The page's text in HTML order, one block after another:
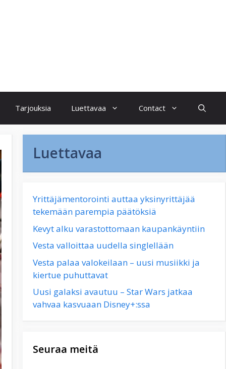
Tarjouksia Luettavaa Contact
Luettavaa
Yrittäjämentorointi auttaa yksinyrittäjää
tekemään parempia päätöksiä
Kevyt alku varastottomaan kaupankäyntiin
Vesta valloittaa uudella singlellään
Vesta palaa valokeilaan – uusi musiikki ja
kiertue puhuttavat
Uusi galaksi avautuu – Star Wars jatkaa
vahvaa kasvuaan Disney+:ssa
Seuraa meitä